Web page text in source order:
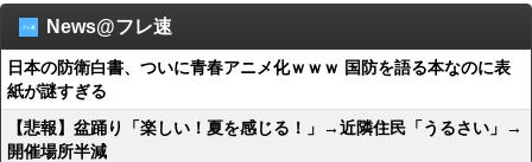
News@フレ速
日本の防衛白書、ついに青春アニメ化ｗｗｗ 国防を語る本なのに表
紙が謎すぎる
【悲報】盆踊り「楽しい！夏を感じる！」→近隣住民「うるさい」→
開催場所半減